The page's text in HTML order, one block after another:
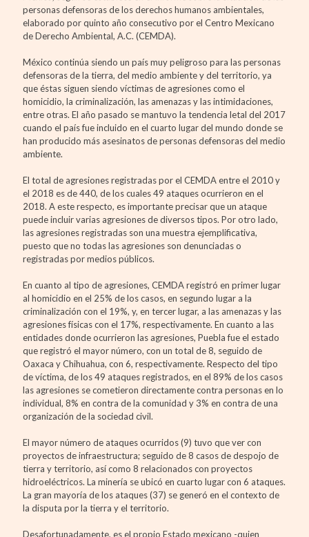
personas defensoras de los derechos humanos ambientales,
elaborado por quinto año consecutivo por el Centro Mexicano
de Derecho Ambiental, A.C. (CEMDA).
México continúa siendo un país muy peligroso para las personas
defensoras de la tierra, del medio ambiente y del territorio, ya
que éstas siguen siendo víctimas de agresiones como el
homicidio, la criminalización, las amenazas y las intimidaciones,
entre otras. El año pasado se mantuvo la tendencia letal del 2017
cuando el país fue incluido en el cuarto lugar del mundo donde se
han producido más asesinatos de personas defensoras del medio
ambiente.
El total de agresiones registradas por el CEMDA entre el 2010 y
el 2018 es de 440, de los cuales 49 ataques ocurrieron en el
2018. A este respecto, es importante precisar que un ataque
puede incluir varias agresiones de diversos tipos. Por otro lado,
las agresiones registradas son una muestra ejemplificativa,
puesto que no todas las agresiones son denunciadas o
registradas por medios públicos.
En cuanto al tipo de agresiones, CEMDA registró en primer lugar
al homicidio en el 25% de los casos, en segundo lugar a la
criminalización con el 19%, y, en tercer lugar, a las amenazas y las
agresiones físicas con el 17%, respectivamente. En cuanto a las
entidades donde ocurrieron las agresiones, Puebla fue el estado
que registró el mayor número, con un total de 8, seguido de
Oaxaca y Chihuahua, con 6, respectivamente. Respecto del tipo
de víctima, de los 49 ataques registrados, en el 89% de los casos
las agresiones se cometieron directamente contra personas en lo
individual, 8% en contra de la comunidad y 3% en contra de una
organización de la sociedad civil.
El mayor número de ataques ocurridos (9) tuvo que ver con
proyectos de infraestructura; seguido de 8 casos de despojo de
tierra y territorio, así como 8 relacionados con proyectos
hidroeléctricos. La minería se ubicó en cuarto lugar con 6 ataques.
La gran mayoría de los ataques (37) se generó en el contexto de
la disputa por la tierra y el territorio.
Desafortunadamente, es el propio Estado mexicano -quien